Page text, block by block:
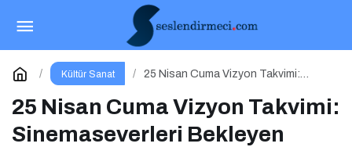
Kültür Sanat
25 Nisan Cuma Vizyon Takvimi:
Filmler
25 Nisan Cuma Vizyon Takvimi:
Sinemaseverleri Bekleyen
Bu Cuma Vizyonda Başlayacak Filmler
Açıklandı
Yorum Yap